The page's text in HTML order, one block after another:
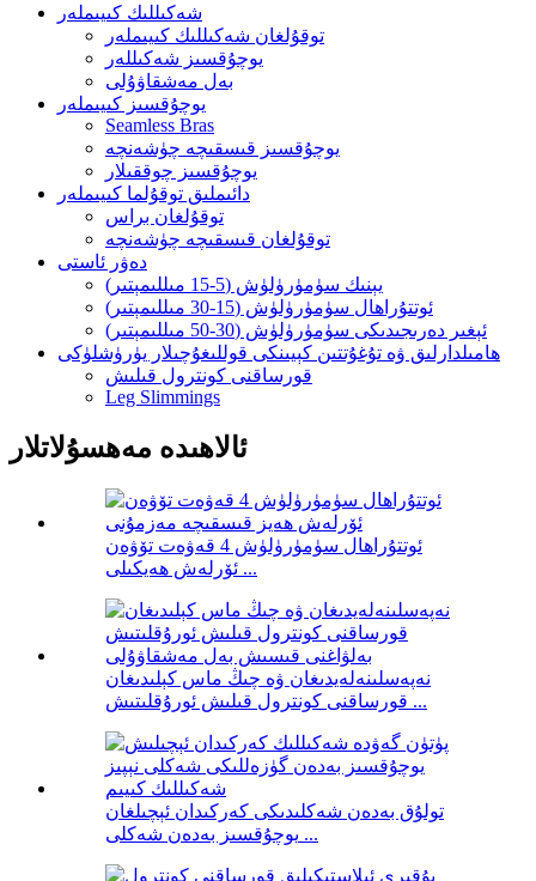
شەكىللىك كىيىملەر
توقۇلغان شەكىللىك كىيىملەر
يوچۇقسىز شەكىللەر
بەل مەشقاۋۇلى
يوچۇقسىز كىيىملەر
Seamless Bras
يوچۇقسىز قىسقىچە چۈشەنچە
يوچۇقسىز چوققىلار
دائىملىق توقۇلما كىيىملەر
توقۇلغان براس
توقۇلغان قىسقىچە چۈشەنچە
دەۋر ئاستى
يېنىك سۈمۈرۈلۈش (5-15 مىللىمېتىر)
ئوتتۇراھال سۈمۈرۈلۈش (15-30 مىللىمېتىر)
ئېغىر دەرىجىدىكى سۈمۈرۈلۈش (30-50 مىللىمېتىر)
ھامىلدارلىق ۋە تۇغۇتتىن كېيىنكى قوللىغۇچىلار يۈرۈشلۈكى
قورساقنى كونترول قىلىش
Leg Slimmings
ئالاھىدە مەھسۇلاتلار
ئوتتۇراھال سۈمۈرۈلۈش 4 قەۋەت تۆۋەن
ئۆرلەش ھەيكىلى ...
نەپەسلىنەلەيدىغان ۋە چىڭ ماس كېلىدىغان
قورساقنى كونترول قىلىش ئورۇقلىتىش ...
تولۇق بەدەن شەكلىدىكى كەركىدان ئېچىلغان
يوچۇقسىز بەدەن شەكلى ...